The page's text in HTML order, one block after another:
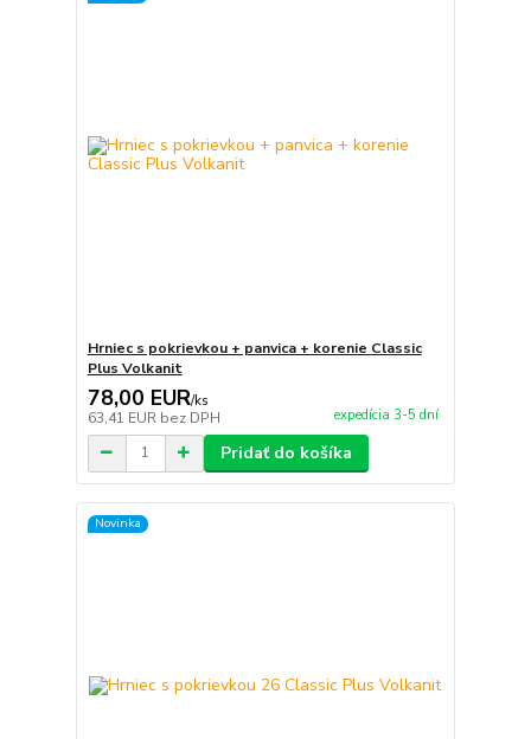
Hrniec s pokrievkou + panvica + korenie Classic
Plus Volkanit
78,00 EUR/ks
63,41 EUR bez DPH expedícia 3-5 dní
Pridať do košíka
Novinka